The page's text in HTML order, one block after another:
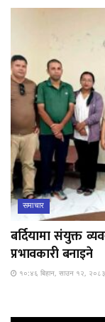
समाचार
बर्दियामा संयुक्त
प्रभावकारी बनाइने
१०:४६ बिहान, साउन १२, २०८३